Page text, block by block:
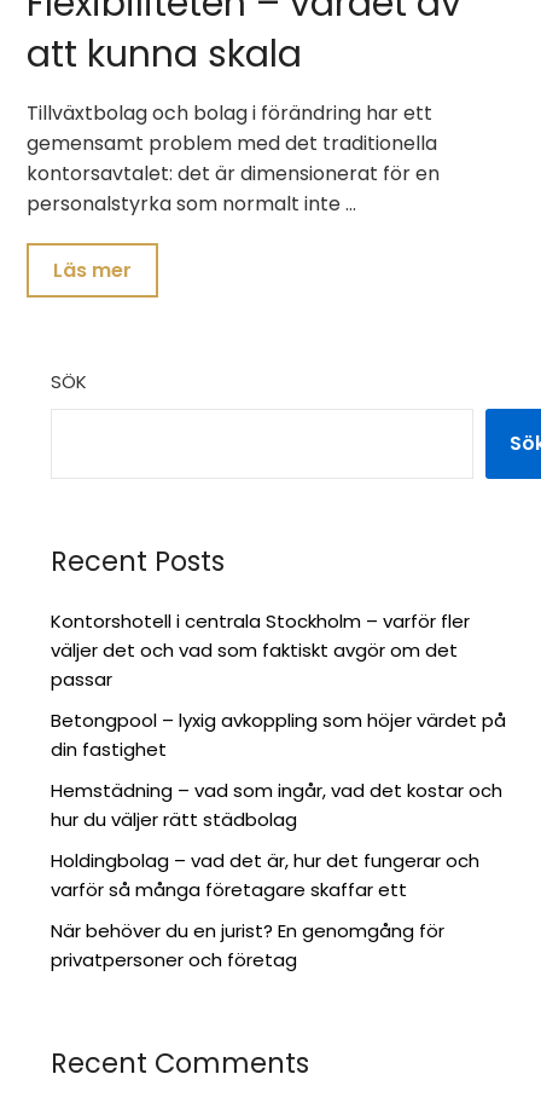
att kunna skala
Tillväxtbolag och bolag i förändring har ett
gemensamt problem med det traditionella
kontorsavtalet: det är dimensionerat för en
personalstyrka som normalt inte …
Läs mer
SÖK
Recent Posts
Kontorshotell i centrala Stockholm – varför fler
väljer det och vad som faktiskt avgör om det
passar
Betongpool – lyxig avkoppling som höjer värdet på
din fastighet
Hemstädning – vad som ingår, vad det kostar och
hur du väljer rätt städbolag
Holdingbolag – vad det är, hur det fungerar och
varför så många företagare skaffar ett
När behöver du en jurist? En genomgång för
privatpersoner och företag
Recent Comments